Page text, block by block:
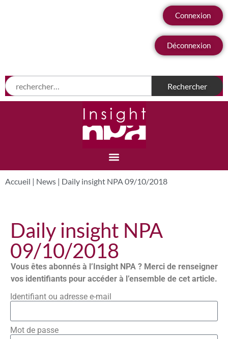
Connexion
Déconnexion
Accueil | News | Daily insight NPA 09/10/2018
Daily insight NPA
09/10/2018
Vous êtes abonnés à l’Insight NPA ? Merci de renseigner
vos identifiants pour accéder à l’ensemble de cet article.
Identifiant ou adresse e-mail
Mot de passe